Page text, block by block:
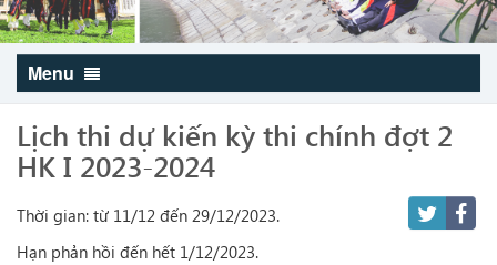
Menu
Lịch thi dự kiến kỳ thi chính đợt 2
HK I 2023-2024
Thời gian: từ 11/12 đến 29/12/2023.
Hạn phản hồi đến hết 1/12/2023.